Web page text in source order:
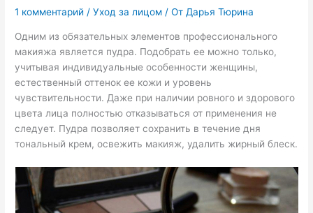
1 комментарий /Уход за лицом / ОтДарья Тюрина
Одним из обязательных элементов профессионального
макияжа является пудра. Подобрать ее можно только,
учитывая индивидуальные особенности женщины,
естественный оттенок ее кожи и уровень
чувствительности. Даже при наличии ровного и здорового
цвета лица полностью отказываться от применения не
следует. Пудра позволяет сохранить в течение дня
тональный крем, освежить макияж, удалить жирный блеск.